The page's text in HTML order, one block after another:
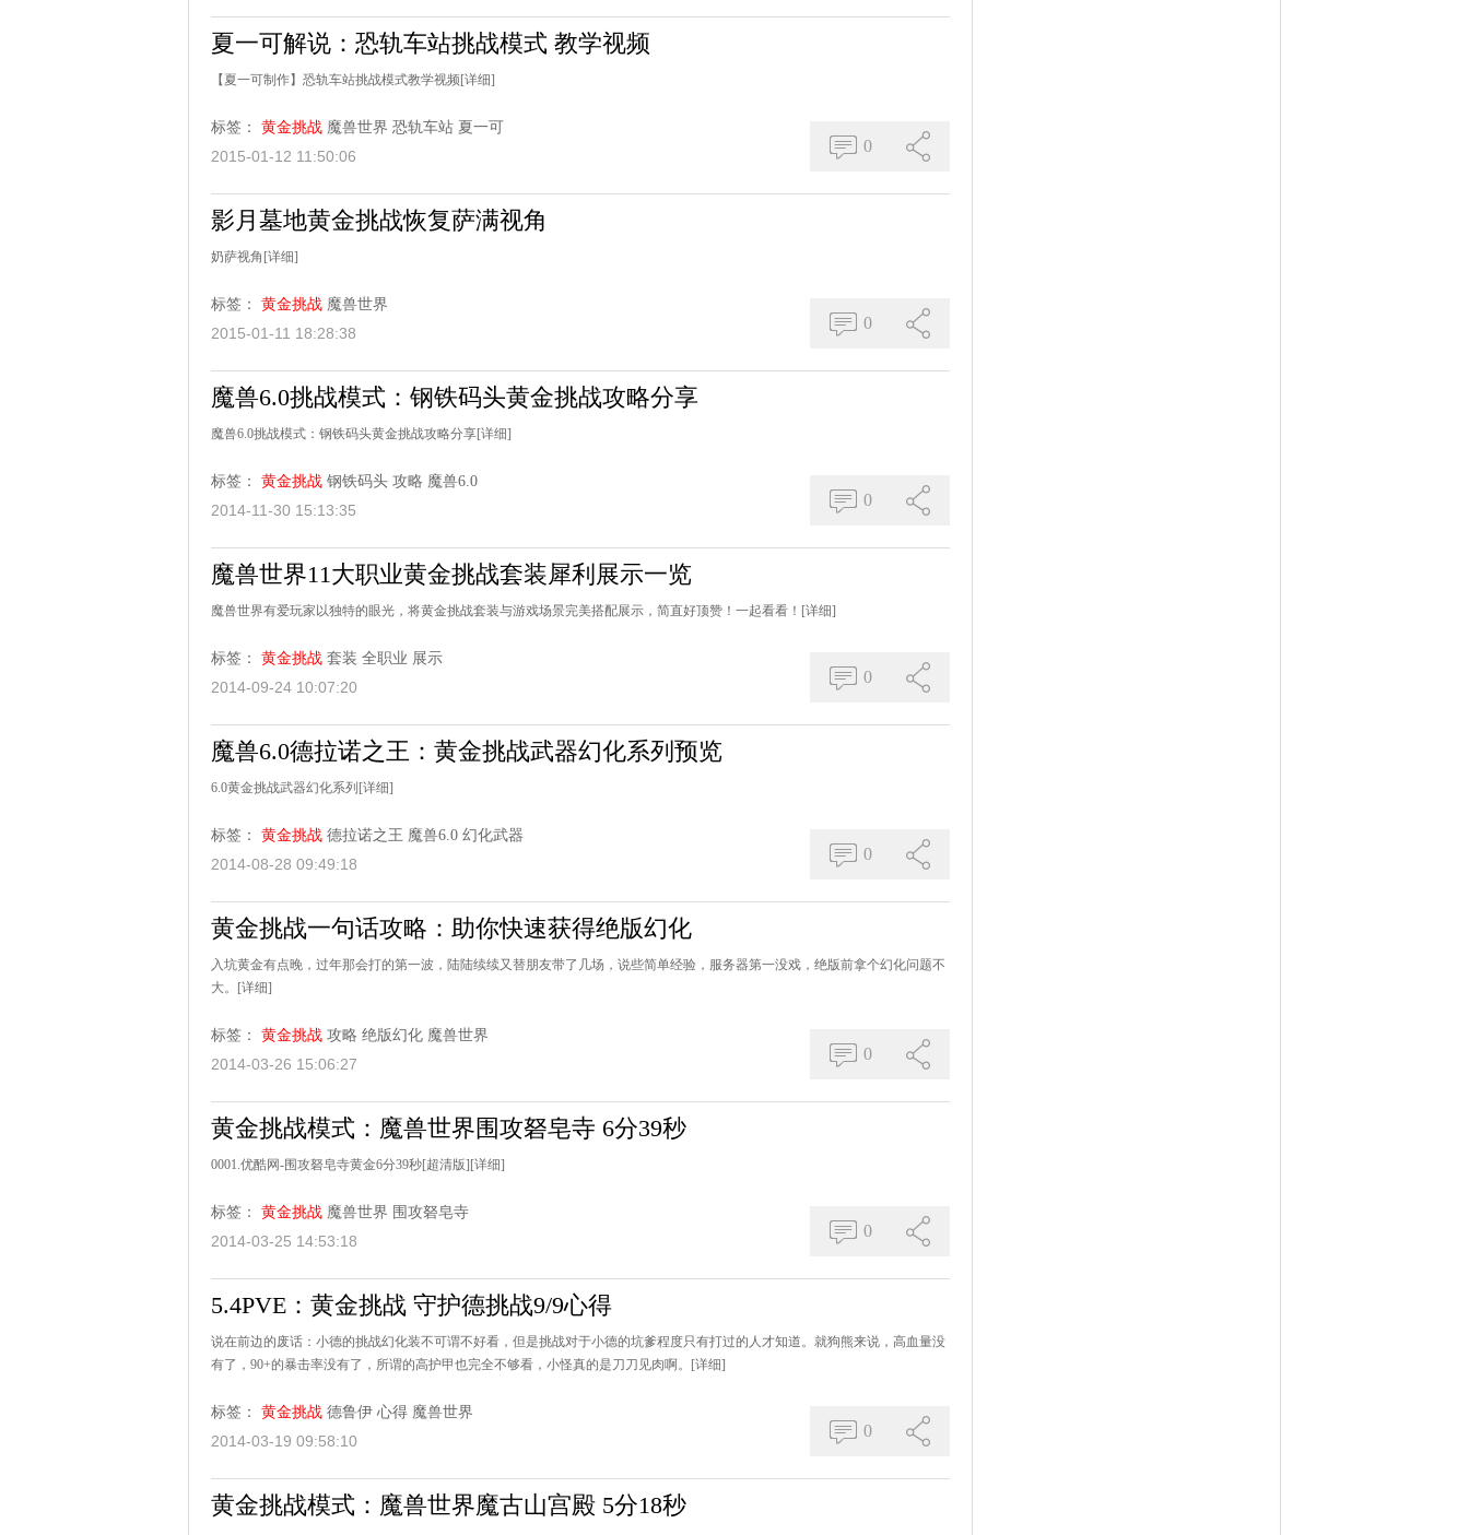
夏一可解说：恐轨车站挑战模式 教学视频
【夏一可制作】恐轨车站挑战模式教学视频[详细]
标签： 黄金挑战 魔兽世界 恐轨车站 夏一可
2015-01-12 11:50:06
0
影月墓地黄金挑战恢复萨满视角
奶萨视角 [详细]
标签： 黄金挑战 魔兽世界
2015-01-11 18:28:38
0
魔兽6.0挑战模式：钢铁码头黄金挑战攻略分享
魔兽6.0挑战模式：钢铁码头黄金挑战攻略分享[详细]
标签： 黄金挑战 钢铁码头 攻略 魔兽6.0
2014-11-30 15:13:35
0
魔兽世界11大职业黄金挑战套装犀利展示一览
魔兽世界有爱玩家以独特的眼光，将黄金挑战套装与游戏场景完美搭配展示，简直好顶赞！一起看看！ [详细]
标签： 黄金挑战 套装 全职业 展示
2014-09-24 10:07:20
0
魔兽6.0德拉诺之王：黄金挑战武器幻化系列预览
6.0黄金挑战武器幻化系列 [详细]
标签： 黄金挑战 德拉诺之王 魔兽6.0 幻化武器
2014-08-28 09:49:18
0
黄金挑战一句话攻略：助你快速获得绝版幻化
入坑黄金有点晚，过年那会打的第一波，陆陆续续又替朋友带了几场，说些简单经验，服务器第一没戏，绝版前拿个幻化问题不
大。
[详细]
标签： 黄金挑战 攻略 绝版幻化 魔兽世界
2014-03-26 15:06:27
0
黄金挑战模式：魔兽世界围攻砮皂寺 6分39秒
0001.优酷网-围攻砮皂寺黄金6分39秒[超清版] [详细]
标签： 黄金挑战 魔兽世界 围攻砮皂寺
2014-03-25 14:53:18
0
5.4PVE：黄金挑战 守护德挑战9/9心得
说在前边的废话：小德的挑战幻化装不可谓不好看，但是挑战对于小德的坑爹程度只有打过的人才知道。就狗熊来说，高血量没
有了，90+的暴击率没有了，所谓的高护甲也完全不够看，小怪真的是刀刀见肉啊。
[详细]
标签： 黄金挑战 德鲁伊 心得 魔兽世界
2014-03-19 09:58:10
0
黄金挑战模式：魔兽世界魔古山宫殿 5分18秒